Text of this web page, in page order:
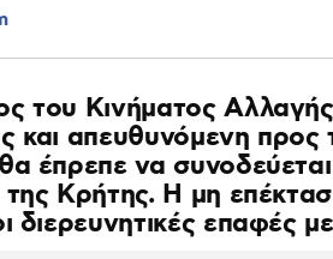
του Κινήματος
και απευθυνόμενη
έπρεπε να
της Κρήτης. Η μη
διερευνητικές επαφές